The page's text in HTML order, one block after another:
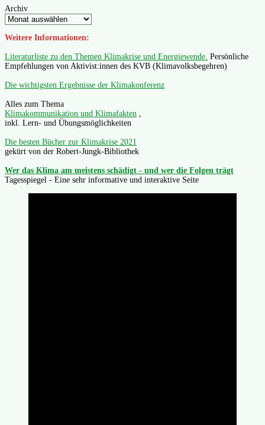
Archiv
Weitere Informationen:
Literaturliste zu den Themen Klimakrise und Energiewende. Persönliche
Empfehlungen von Aktivist:innen des KVB (Klimavolksbegehren)
Die wichtigsten Ergebnisse der Klimakonferenz
Alles zum Thema
Klimakommunikation und Klimafakten
inkl. Lern- und Übungsmöglichkeiten
Die besten Bücher zur Klimakrise 2021
gekürt von der Robert-Jungk-Bibliothek
Wer das Klima am meistens schädigt - und wer die Folgen trägt
Tagesspiegel - Eine sehr informative und interaktive Seite